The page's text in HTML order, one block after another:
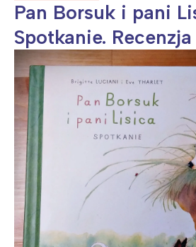
Pan Borsuk i pani
Spotkanie.